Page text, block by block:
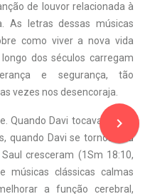
de louvor relacionada à
As letras dessas músicas
como viver a nova vida
dos séculos carregam
e segurança, tão
vezes nos desencoraja.
Quando Davi tocava harpa,
quando Davi se tornou seu
cresceram (1Sm 18:10,
músicas clássicas calmas
a função cerebral,
navigate_next